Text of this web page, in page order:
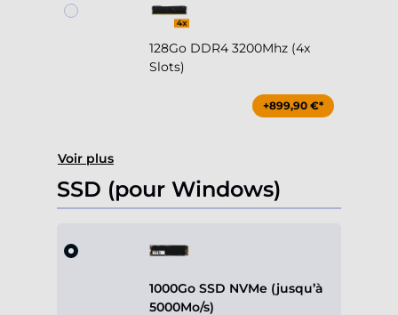
128Go DDR4 3200Mhz (4x
Slots)
+899,90 €*
Voir plus
SSD (pour Windows)
1000Go SSD NVMe (jusqu’à
5000Mo/s)